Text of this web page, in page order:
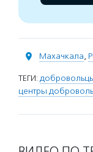
Махачкала,
ТЕГИ:
центры